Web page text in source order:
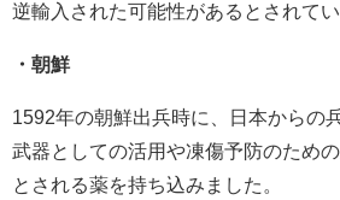
逆輸入された可能性があるとされてい
・朝鮮
1592年の朝鮮出兵時に、日本からの
武器としての活用や凍傷予防のため
とされる薬を持ち込みました。